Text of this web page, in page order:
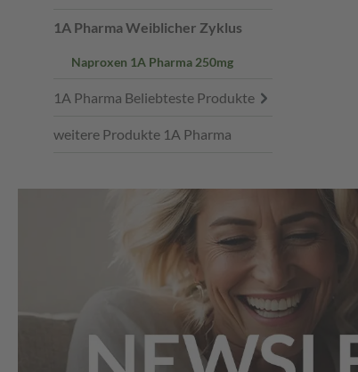
1A Pharma Weiblicher Zyklus
Naproxen 1A Pharma 250mg
1A Pharma Beliebteste Produkte
weitere Produkte 1A Pharma